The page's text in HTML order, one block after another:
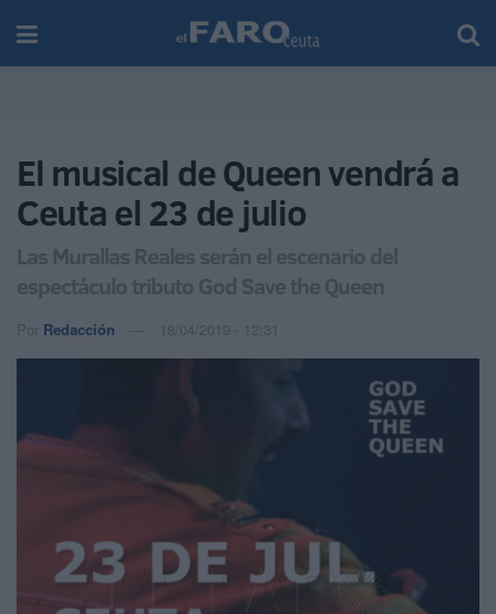
El musical de Queen vendrá a
Ceuta el 23 de julio
Las Murallas Reales serán el escenario del
espectáculo tributo God Save the Queen
Por Redacción 18/04/2019 - 12:31